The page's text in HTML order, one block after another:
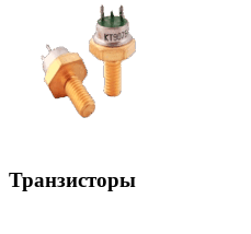
Транзисторы